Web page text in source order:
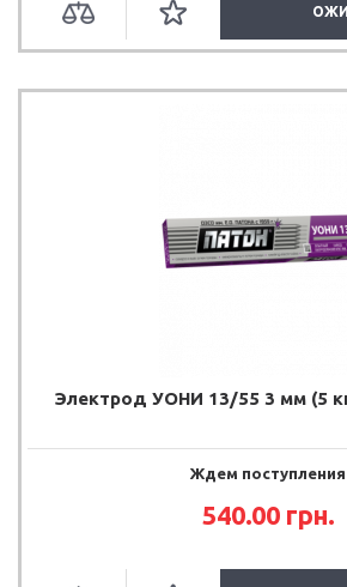
Электрод УОНИ 13/55 3 мм (5
Ждем поступления
540.00 грн.